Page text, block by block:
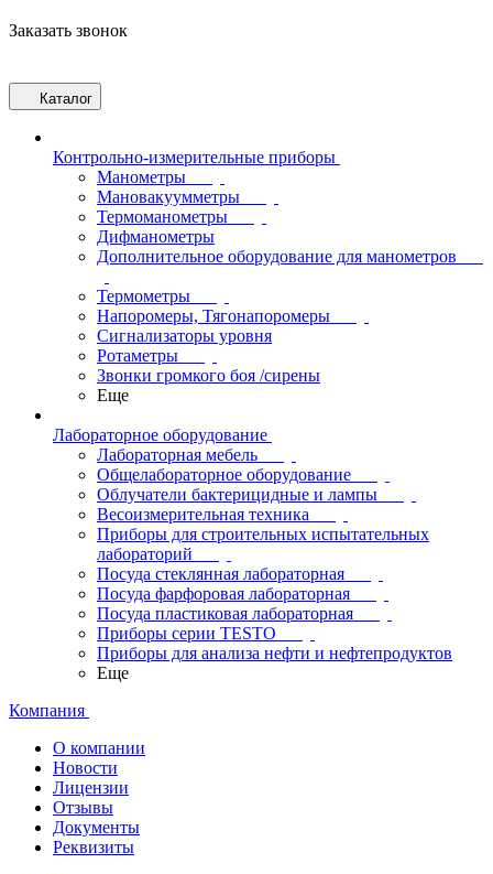
Заказать звонок
Каталог
Контрольно-измерительные приборы
Манометры
Мановакуумметры
Термоманометры
Дифманометры
Дополнительное оборудование для манометров
Термометры
Напоромеры, Тягонапоромеры
Сигнализаторы уровня
Ротаметры
Звонки громкого боя /сирены
Еще
Лабораторное оборудование
Лабораторная мебель
Общелабораторное оборудование
Облучатели бактерицидные и лампы
Весоизмерительная техника
Приборы для строительных испытательных
лабораторий
Посуда стеклянная лабораторная
Посуда фарфоровая лабораторная
Посуда пластиковая лабораторная
Приборы серии TESTO
Приборы для анализа нефти и нефтепродуктов
Еще
Компания
О компании
Новости
Лицензии
Отзывы
Документы
Реквизиты